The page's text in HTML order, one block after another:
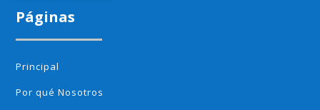
Páginas
Principal
Por qué Nosotros